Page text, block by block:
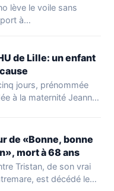
lève le voile sans
à…
de Lille: un enfant
jours, prénommée
à la maternité Jeanne
de «Bonne, bonne
mort à 68 ans
Tristan, de son vrai
est décédé le…